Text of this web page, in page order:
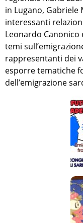
in Lugano, Gabriele
interessanti
Leonardo
temi
rappresentanti dei
esporre tematiche
dell’emigrazione